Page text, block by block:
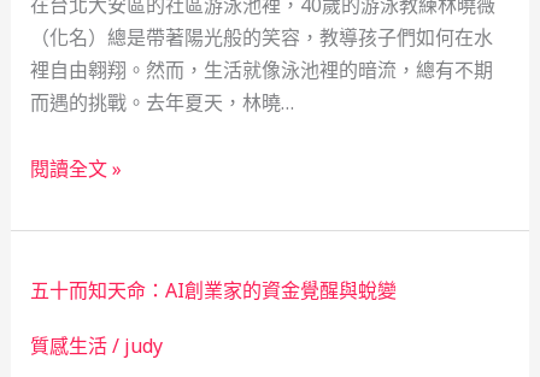
（化名）總是帶著陽光般的笑容，教導孩子們如何在水
裡自由翱翔。然而，生活就像泳池裡的暗流，總有不期
而遇的挑戰。去年夏天，林曉…
救
不
窮：
當
鋪
閱讀全文 »
五十而知天命：AI創業家的資金覺醒與蛻變
質感生活/ judy